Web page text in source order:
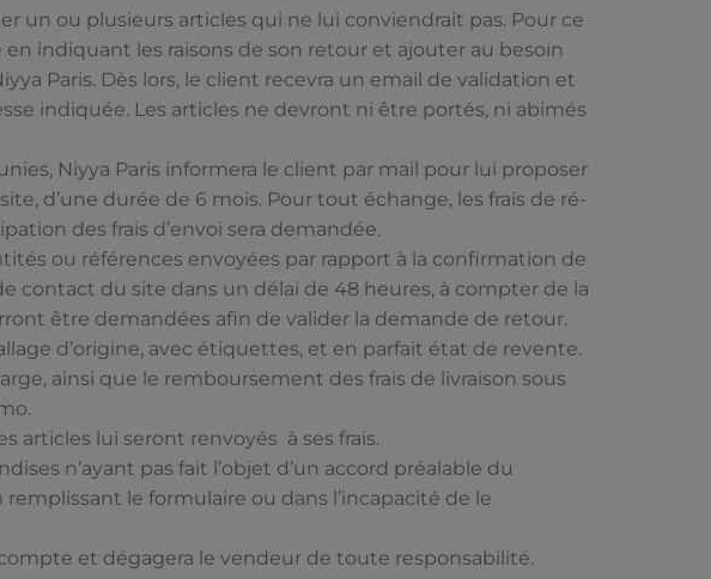
un ou plusieurs articles qui ne lui conviendrait pas. Pour ce
indiquant les raisons de son retour et ajouter au besoin
Paris. Dès lors, le client recevra un email de validation et
indiquée. Les articles ne devront ni être portés, ni abimés
Niyya Paris informera le client par mail pour lui proposer
d’une durée de 6 mois. Pour tout échange, les frais de ré-
des frais d’envoi sera demandée.
ou références envoyées par rapport à la confirmation de
contact du site dans un délai de 48 heures, à compter de la
être demandées afin de valider la demande de retour.
d’origine, avec étiquettes, et en parfait état de revente.
ainsi que le remboursement des frais de livraison sous
articles lui seront renvoyés à ses frais.
n’ayant pas fait l’objet d’un accord préalable du
le formulaire ou dans l’incapacité de le
et dégagera le vendeur de toute responsabilité.